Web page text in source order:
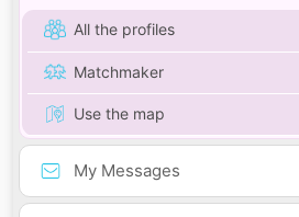
All the profiles
Matchmaker
Use the map
My Messages